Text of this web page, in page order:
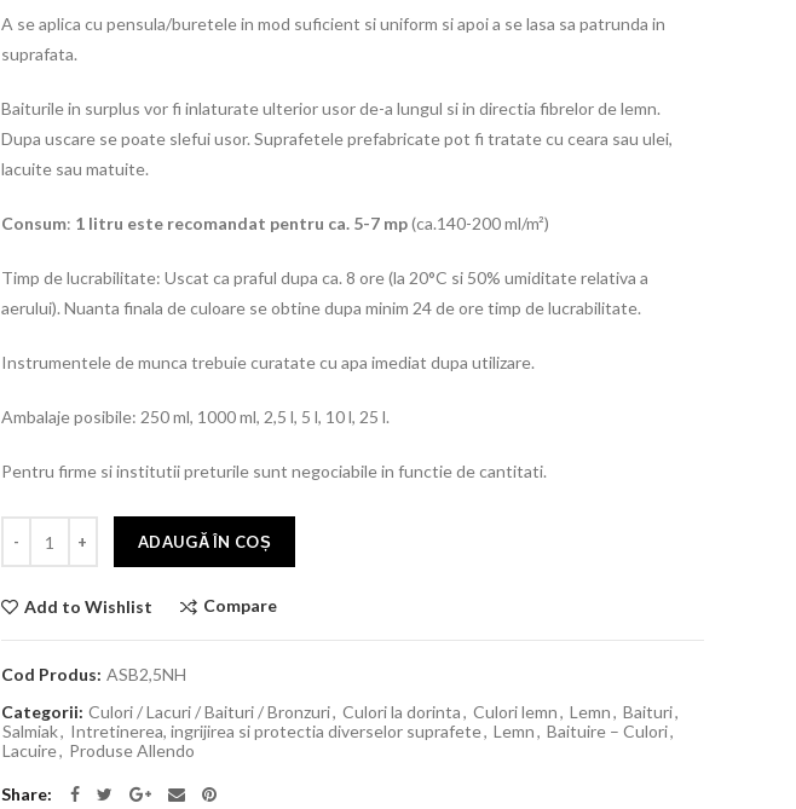
A se aplica cu pensula/buretele in mod suficient si uniform si apoi a se lasa sa patrunda in
suprafata.
Baiturile in surplus vor fi inlaturate ulterior usor de-a lungul si in directia fibrelor de lemn.
Dupa uscare se poate slefui usor. Suprafetele prefabricate pot fi tratate cu ceara sau ulei,
lacuite sau matuite.
Consum: 1 litru este recomandat pentru ca. 5-7 mp(ca.140-200 ml/m²)
Timp de lucrabilitate: Uscat ca praful dupa ca. 8 ore (la 20°C si 50% umiditate relativa a
aerului). Nuanta finala de culoare se obtine dupa minim 24 de ore timp de lucrabilitate.
Instrumentele de munca trebuie curatate cu apa imediat dupa utilizare.
Ambalaje posibile: 250 ml, 1000 ml, 2,5 l, 5 l, 10 l, 25 l.
Pentru firme si institutii preturile sunt negociabile in functie de cantitati.
ADAUGĂ ÎN COȘ
Add to Wishlist Compare
Cod Produs: ASB2,5NH
Categorii: Culori / Lacuri / Baituri / Bronzuri, Culori la dorinta, Culori lemn, Lemn, Baituri,
Salmiak, Intretinerea, ingrijirea si protectia diverselor suprafete, Lemn, Baituire – Culori,
Lacuire, Produse Allendo
Share